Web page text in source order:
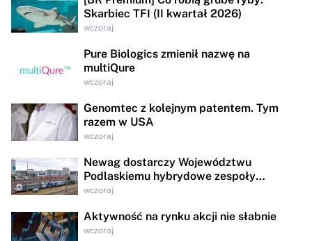
Skarbiec TFI (II kwartał 2026)
wczoraj
Pure Biologics zmienił nazwę na
multiQure
wczoraj
Genomtec z kolejnym patentem. Tym
razem w USA
wczoraj
Newag dostarczy Województwu
Podlaskiemu hybrydowe zespoły
trakcyjne za 95,8 mln zł
wczoraj
Aktywność na rynku akcji nie słabnie
wczoraj